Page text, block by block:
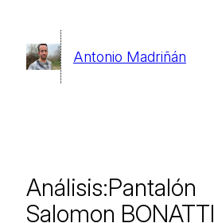
contenido
Antonio Madriñán
Análisis:Pantalón
Salomon BONATTI